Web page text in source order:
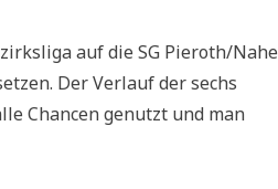
auf die SG Pieroth/Nahe
Der Verlauf der sechs
Chancen genutzt und man